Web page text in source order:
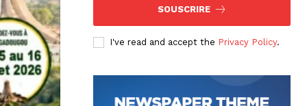
SOUSCRIRE
I've read and accept the Privacy Policy.